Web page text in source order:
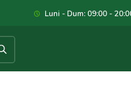
Luni - Dum: 09:00 -